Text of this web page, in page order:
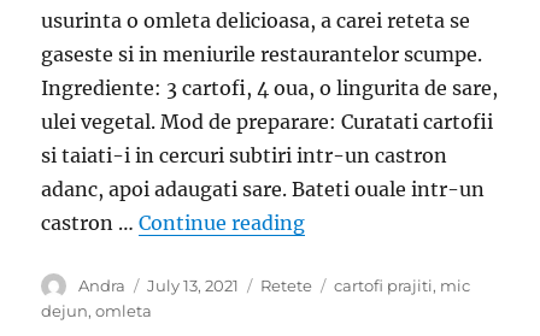
usurinta o omleta delicioasa, a carei reteta se
gaseste si in meniurile restaurantelor scumpe.
Ingrediente: 3 cartofi, 4 oua, o lingurita de sare,
ulei vegetal. Mod de preparare: Curatati cartofii
si taiati-i in cercuri subtiri intr-un castron
adanc, apoi adaugati sare. Bateti ouale intr-un
castron …Continue reading“Combinam 3 cartofi si
Author
Andra
Posted
on
July 13, 2021 Categories
Retete Tags
cartofi prajiti, mic
dejun,omleta